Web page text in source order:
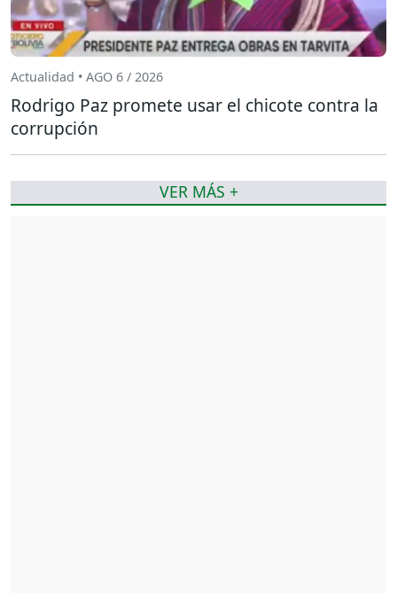
Actualidad • AGO 6 / 2026
Rodrigo Paz promete usar el chicote contra la
corrupción
VER MÁS +